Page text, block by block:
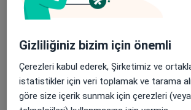
Op. Dr. Nadi Nazım Öztürk
Gizliliğiniz bizim için önemli
Çerezleri kabul ederek, Şirketimiz ve
istatistikler için veri toplamak ve tarama
göre size içerik sunmak için çerezleri